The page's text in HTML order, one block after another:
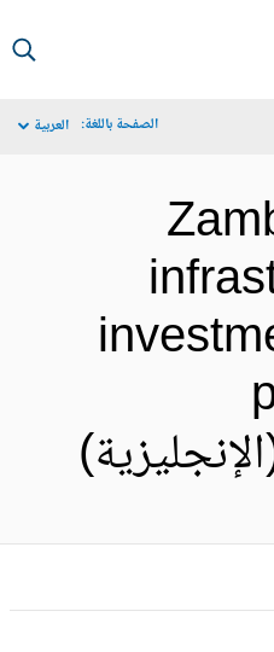
الصفحة باللغة: العربية